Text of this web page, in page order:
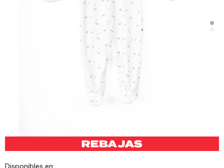
Disponibles en: